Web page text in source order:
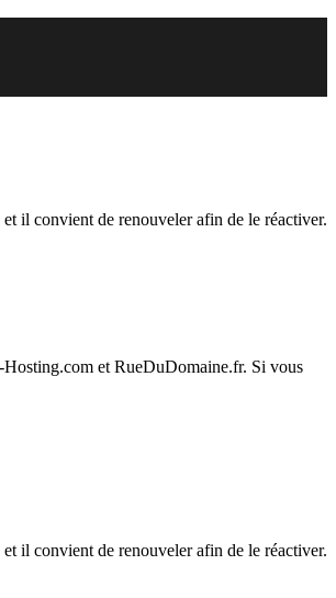
il convient de renouveler afin de le réactiver.
Hosting.com et RueDuDomaine.fr. Si vous
il convient de renouveler afin de le réactiver.